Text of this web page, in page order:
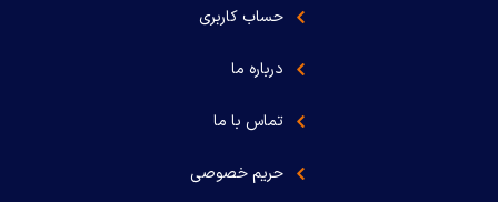
حساب کاربری
درباره ما
تماس با ما
حریم خصوصی